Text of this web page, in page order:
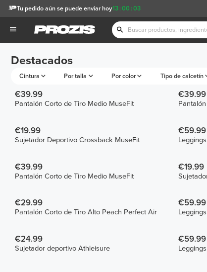
13 :00 :03
Tu pedido aún se puede enviar hoy
Destacados
Cintura Por talla Por color Tipo de calcetín
€39.99
Pantalón Corto de Tiro Medio MuseFit
€39.99
€19.99
Sujetador Deportivo Crossback MuseFit
€59.99
€39.99
Pantalón Corto de Tiro Medio MuseFit
€19.99
€29.99
Pantalón Corto de Tiro Alto Peach Perfect Air
€59.99
€24.99
Sujetador deportivo Athleisure
€59.99